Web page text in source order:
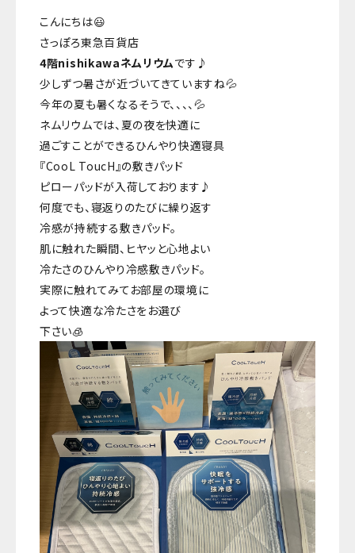
こんにちは😃
さっぽろ東急百貨店
4階nishikawaネムリウムです♪
少しずつ暑さが近づいてきていますね💦
今年の夏も暑くなるそうで、、、、💦
ネムリウムでは、夏の夜を快適に
過ごすことができるひんやり快適寝具
『CooL ToucH』の敷きパッド
ピローパッドが入荷しております♪
何度でも、寝返りのたびに繰り返す
冷感が持続する敷きパッド。
肌に触れた瞬間、ヒヤッと心地よい
冷たさのひんやり冷感敷きパッド。
実際に触れてみてお部屋の環境に
よって快適な冷たさをお選び
下さい🧊